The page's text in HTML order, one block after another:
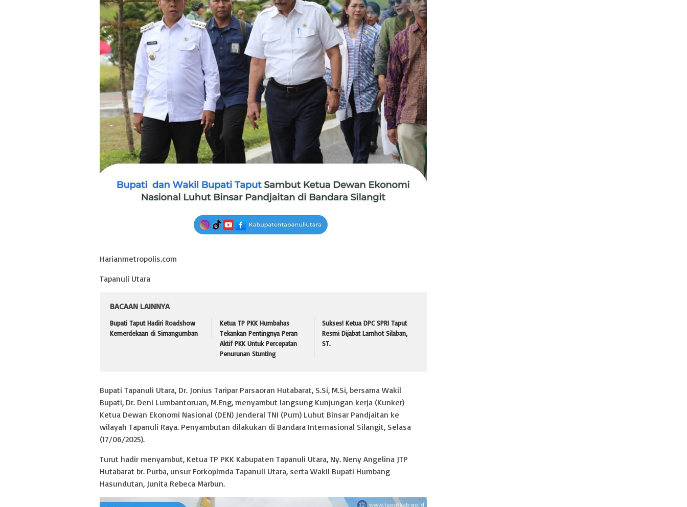
Harianmetropolis.com
Tapanuli Utara
BACAAN LAINNYA
Bupati Taput Hadiri Roadshow
Kemerdekaan di Simangumban
Ketua TP PKK Humbahas
Tekankan Pentingnya Peran
Aktif PKK Untuk Percepatan
Penurunan Stunting
Sukses! Ketua DPC SPRI Taput
Resmi Dijabat Lamhot Silaban,
ST.
Bupati Tapanuli Utara, Dr. Jonius Taripar Parsaoran Hutabarat, S.Si, M.Si, bersama Wakil
Bupati, Dr. Deni Lumbantoruan, M.Eng, menyambut langsung Kunjungan kerja (Kunker)
Ketua Dewan Ekonomi Nasional (DEN) Jenderal TNI (Purn) Luhut Binsar Pandjaitan ke
wilayah Tapanuli Raya. Penyambutan dilakukan di Bandara Internasional Silangit, Selasa
(17/06/2025).
Turut hadir menyambut, Ketua TP PKK Kabupaten Tapanuli Utara, Ny. Neny Angelina JTP
Hutabarat br. Purba, unsur Forkopimda Tapanuli Utara, serta Wakil Bupati Humbang
Hasundutan, Junita Rebeca Marbun.